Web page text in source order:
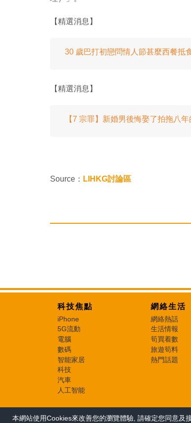
本網站使用Cookies來改善您的瀏覽體驗, 請確定您同意及
【精選消息】
30 歲巴打初戀問情人節甚麼西餐抵
【精選消息】
【7 宗罪】新婚男後悔娶了拍拖八
Source： LIHKG討論區
科技焦點
iPhone
5G流動
電腦
數碼
智能家居
科技
汽車
人工智能
網絡生活
網絡熱話
生活情報
筍買着數
旅遊筍料
熱門話題